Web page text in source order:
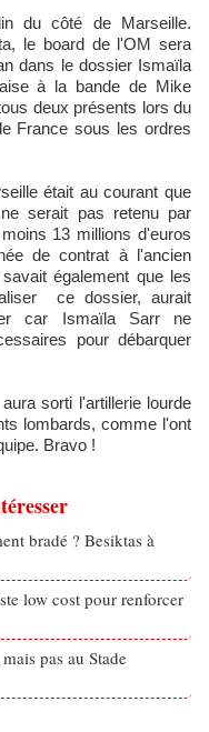
du côté de Marseille.
le board de l'OM sera
dans le dossier Ismaïla
à la bande de Mike
deux présents lors du
France sous les ordres
était au courant que
serait pas retenu par
13 millions d'euros
de contrat à l'ancien
également que les
ce dossier, aurait
car Ismaïla Sarr ne
pour débarquer
sorti l'artillerie lourde
lombards, comme l'ont
Bravo !
bradé ? Besiktas à
low cost pour renforcer
pas au Stade